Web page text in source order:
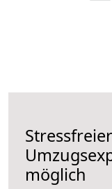
möglich